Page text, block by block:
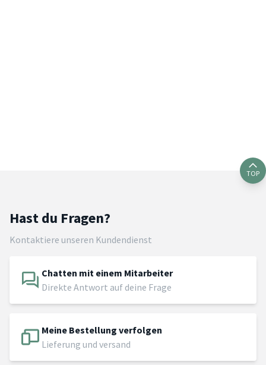
TOP
Hast du Fragen?
Kontaktiere unseren Kundendienst
Chatten mit einem Mitarbeiter
Direkte Antwort auf deine Frage
Meine Bestellung verfolgen
Lieferung und versand